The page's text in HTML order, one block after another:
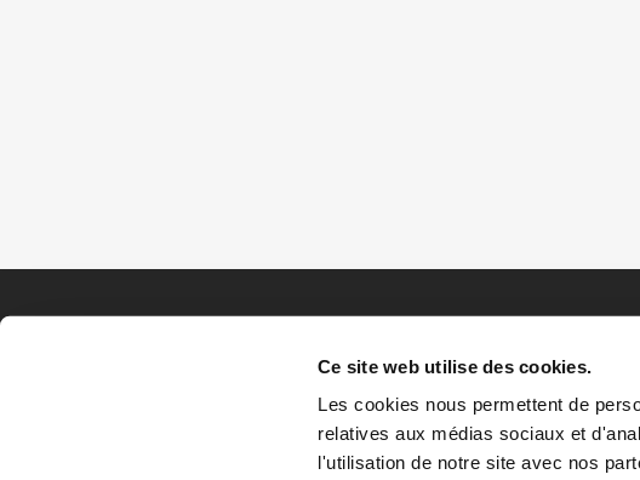
Ce site web utilise des cookies.
Les cookies nous permettent de
relatives aux médias sociaux et
l'utilisation de notre site avec nos